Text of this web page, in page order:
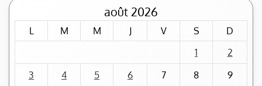
août 2026
L M M J V S
D
1
2
3
4 5 6 7 8
9